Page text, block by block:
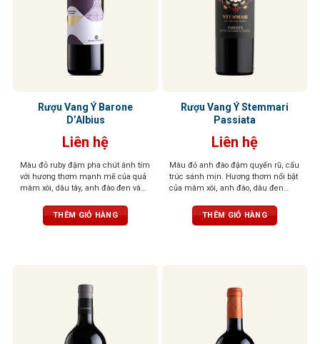
Rượu Vang Ý Barone
D’Albius
Liên hệ
Màu đỏ ruby đậm pha chút ánh tím
với hương thơm mạnh mẽ của quả
mâm xôi, dâu tây, anh đào đen và
lịch. Cân bằng giữa vị chua và ngọt,
mang lại trải nghiệm êm ái và tươi
THÊM GIỎ HÀNG
Rượu Vang Ý Stemmari
Passiata
Liên hệ
Màu đỏ anh đào đậm quyến rũ, cấu
trúc sánh mịn. Hương thơm nổi bật
của mâm xôi, anh đào, dâu đen
đen cay nồng. Khi rượu “thở” trong
ly, tầng hương vani và thuốc lá tinh
THÊM GIỎ HÀNG